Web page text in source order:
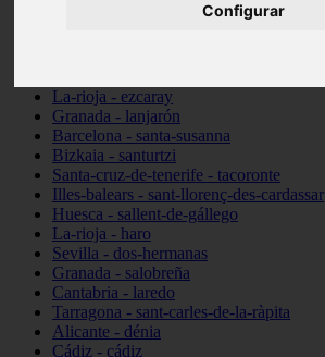
Configurar
Valladolid - fuensaldaña
La-rioja - ezcaray
Granada - lanjarón
Barcelona - santa-susanna
Bizkaia - santurtzi
Santa-cruz-de-tenerife - tacoronte
Illes-balears - sant-llorenç-des-cardassar
Huesca - sallent-de-gállego
La-rioja - haro
Sevilla - dos-hermanas
Granada - salobreña
Cantabria - laredo
Tarragona - sant-carles-de-la-ràpita
Alicante - dénia
Cádiz - cádiz